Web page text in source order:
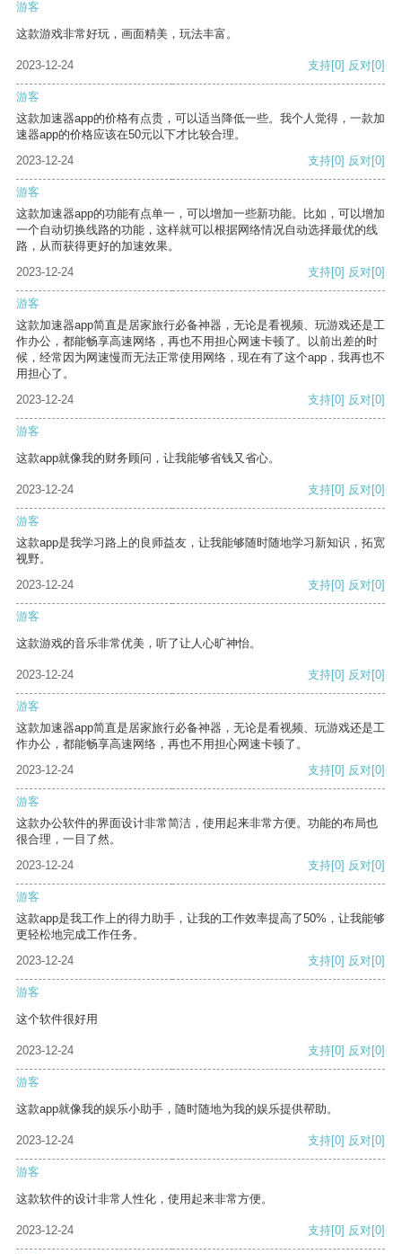
游客
这款游戏非常好玩，画面精美，玩法丰富。
2023-12-24 支持[0] 反对[0]
游客
这款加速器app的价格有点贵，可以适当降低一些。我个人觉得，一款加
速器app的价格应该在50元以下才比较合理。
2023-12-24
支持[0] 反对[0]
游客
这款加速器app的功能有点单一，可以增加一些新功能。比如，可以增加
一个自动切换线路的功能，这样就可以根据网络情况自动选择最优的线
路，从而获得更好的加速效果。
2023-12-24
支持[0] 反对[0]
游客
这款加速器app简直是居家旅行必备神器，无论是看视频、玩游戏还是工
作办公，都能畅享高速网络，再也不用担心网速卡顿了。以前出差的时
候，经常因为网速慢而无法正常使用网络，现在有了这个app，我再也不
用担心了。
2023-12-24
支持[0] 反对[0]
游客
这款app就像我的财务顾问，让我能够省钱又省心。
2023-12-24 支持[0] 反对[0]
游客
这款app是我学习路上的良师益友，让我能够随时随地学习新知识，拓宽
视野。
2023-12-24
支持[0] 反对[0]
游客
这款游戏的音乐非常优美，听了让人心旷神怡。
2023-12-24 支持[0] 反对[0]
游客
这款加速器app简直是居家旅行必备神器，无论是看视频、玩游戏还是工
作办公，都能畅享高速网络，再也不用担心网速卡顿了。
2023-12-24
支持[0] 反对[0]
游客
这款办公软件的界面设计非常简洁，使用起来非常方便。功能的布局也
很合理，一目了然。
2023-12-24
支持[0] 反对[0]
游客
这款app是我工作上的得力助手，让我的工作效率提高了50%，让我能够
更轻松地完成工作任务。
2023-12-24
支持[0] 反对[0]
游客
这个软件很好用
2023-12-24 支持[0] 反对[0]
游客
这款app就像我的娱乐小助手，随时随地为我的娱乐提供帮助。
2023-12-24 支持[0] 反对[0]
游客
这款软件的设计非常人性化，使用起来非常方便。
2023-12-24 支持[0] 反对[0]